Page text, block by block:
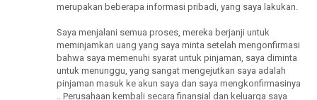
merupakan beberapa informasi pribadi, yang saya lakukan.
Saya menjalani semua proses, mereka berjanji untuk
meminjamkan uang yang saya minta setelah mengonfirmasi
bahwa saya memenuhi syarat untuk pinjaman, saya diminta
untuk menunggu, yang sangat mengejutkan saya adalah
pinjaman masuk ke akun saya dan saya mengkonfirmasinya
.. Perusahaan kembali secara finansial dan keluarga saya